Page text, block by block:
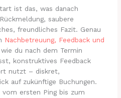
ist das, was danach
saubere
freundliches Fazit. Genau
Nachbetreuung, Feedback und
du nach dem Termin
konstruktives Feedback
nutzt – diskret,
auf zukünftige Buchungen.
ersten Ping bis zum